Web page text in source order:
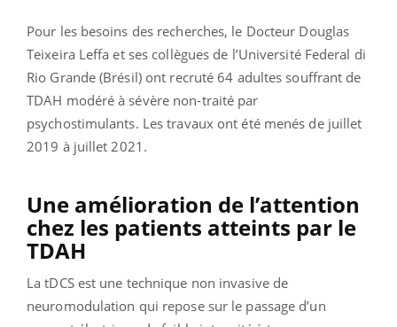
Pour les besoins des recherches, le Docteur Douglas
Teixeira Leffa et ses collègues de l’Université Federal di
Rio Grande (Brésil) ont recruté 64 adultes souffrant de
TDAH modéré à sévère non-traité par
psychostimulants. Les travaux ont été menés de juillet
2019 à juillet 2021.
Une amélioration de l’attention
chez les patients atteints par le
TDAH
La tDCS est une technique non invasive de
neuromodulation qui repose sur le passage d’un